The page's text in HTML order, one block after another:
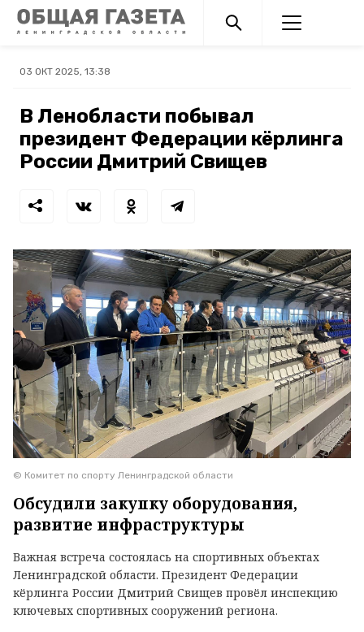
03 ОКТ 2025, 13:38
В Ленобласти побывал
президент Федерации кёрлинга
России Дмитрий Свищев
© Комитет по спорту Ленинградской области
Обсудили закупку оборудования,
развитие инфраструктуры
Важная встреча состоялась на спортивных объектах
Ленинградской области. Президент Федерации
кёрлинга России Дмитрий Свищев провёл инспекцию
ключевых спортивных сооружений региона.